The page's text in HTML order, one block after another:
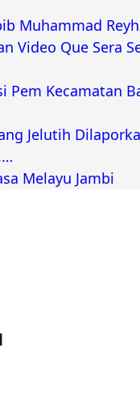
Muhammad
Video Que Sera
Pem Kecamatan
Jelutih
Melayu Jambi